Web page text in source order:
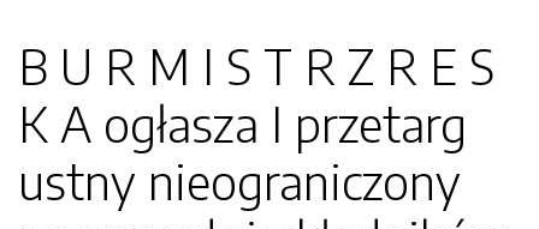
B U R M I S T R Z R E S
K A ogłasza I przetarg
ustny nieograniczony